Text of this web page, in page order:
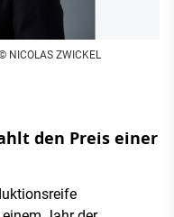
NICOLAS ZWICKEL
den Preis einer